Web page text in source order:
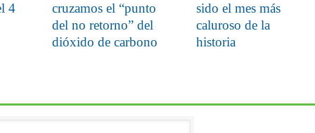
4
cruzamos el “punto
del no retorno” del
dióxido de carbono
sido el mes más
caluroso de la
historia